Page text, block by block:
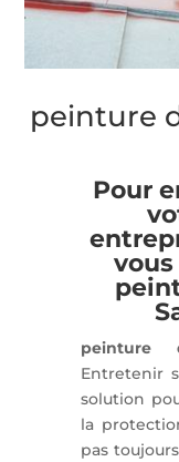
peinture
Pour
peinture
Entretenir
solution
la
pas